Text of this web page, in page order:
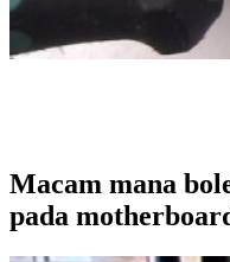
Macam mana
pada